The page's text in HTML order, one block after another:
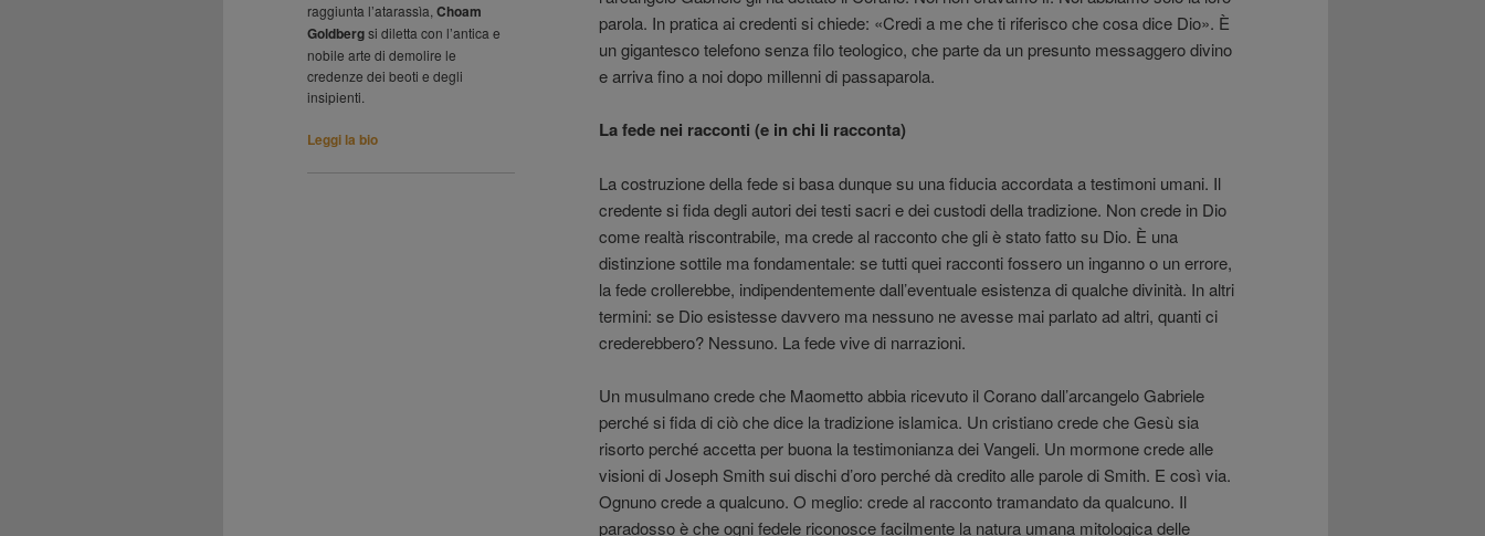
parola. In pratica ai credenti si chiede: «Credi a me che ti riferisco che cosa dice Dio». È
un gigantesco telefono senza filo teologico, che parte da un presunto messaggero divino
e arriva fino a noi dopo millenni di passaparola.
La fede nei racconti (e in chi li racconta)
La costruzione della fede si basa dunque su una fiducia accordata a testimoni umani. Il
credente si fida degli autori dei testi sacri e dei custodi della tradizione. Non crede in Dio
come realtà riscontrabile, ma crede al racconto che gli è stato fatto su Dio. È una
distinzione sottile ma fondamentale: se tutti quei racconti fossero un inganno o un errore,
la fede crollerebbe, indipendentemente dall’eventuale esistenza di qualche divinità. In altri
termini: se Dio esistesse davvero ma nessuno ne avesse mai parlato ad altri, quanti ci
crederebbero? Nessuno. La fede vive di narrazioni.
Un musulmano crede che Maometto abbia ricevuto il Corano dall’arcangelo Gabriele
perché si fida di ciò che dice la tradizione islamica. Un cristiano crede che Gesù sia
risorto perché accetta per buona la testimonianza dei Vangeli. Un mormone crede alle
visioni di Joseph Smith sui dischi d’oro perché dà credito alle parole di Smith. E così via.
Ognuno crede a qualcuno. O meglio: crede al racconto tramandato da qualcuno. Il
paradosso è che ogni fedele riconosce facilmente la natura umana mitologica delle
raggiunta l’atarassìa, Choam
Goldbergsi diletta con l’antica e
nobile arte di demolire le
credenze dei beoti e degli
insipienti.
Leggi la bio